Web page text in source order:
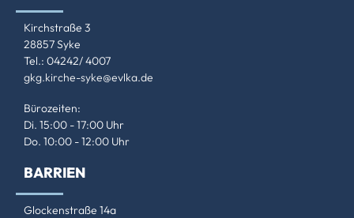
Kirchstraße 3
28857 Syke
Tel.: 04242/ 4007
gkg.kirche-syke@evlka.de
Bürozeiten:
Di. 15:00 - 17:00 Uhr
Do. 10:00 - 12:00 Uhr
BARRIEN
Glockenstraße 14a